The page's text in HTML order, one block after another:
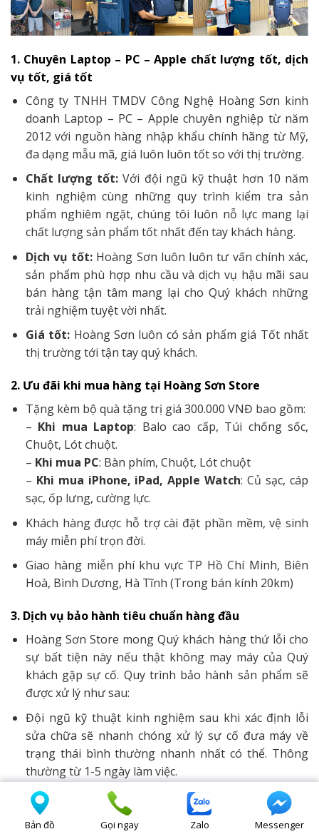
1. Chuyên Laptop – PC – Apple chất lượng tốt, dịch
vụ tốt, giá tốt
Công ty TNHH TMDV Công Nghệ Hoàng Sơn kinh
doanh Laptop – PC – Apple chuyên nghiệp từ năm
2012 với nguồn hàng nhập khẩu chính hãng từ Mỹ,
đa dạng mẫu mã, giá luôn luôn tốt so với thị trường.
Chất lượng tốt: Với đội ngũ kỹ thuật hơn 10 năm
kinh nghiệm cùng những quy trình kiểm tra sản
phẩm nghiêm ngặt, chúng tôi luôn nỗ lực mang lại
chất lượng sản phẩm tốt nhất đến tay khách hàng.
Dịch vụ tốt: Hoàng Sơn luôn luôn tư vấn chính xác,
sản phẩm phù hợp nhu cầu và dịch vụ hậu mãi sau
bán hàng tận tâm mang lại cho Quý khách những
trải nghiệm tuyệt vời nhất.
Giá tốt: Hoàng Sơn luôn có sản phẩm giá Tốt nhất
thị trường tới tận tay quý khách.
2. Ưu đãi khi mua hàng tại Hoàng Sơn Store
Tặng kèm bộ quà tặng trị giá 300.000 VNĐ bao gồm:
– Khi mua Laptop: Balo cao cấp, Túi chống sốc,
Chuột, Lót chuột.
– Khi mua PC: Bàn phím, Chuột, Lót chuột
– Khi mua iPhone, iPad, Apple Watch: Củ sạc, cáp
sạc, ốp lưng, cường lực.
Khách hàng được hỗ trợ cài đặt phần mềm, vệ sinh
máy miễn phí trọn đời.
Giao hàng miễn phí khu vực TP Hồ Chí Minh, Biên
Hoà, Bình Dương, Hà Tĩnh (Trong bán kính 20km)
3. Dịch vụ bảo hành tiêu chuẩn hàng đầu
Hoàng Sơn Store mong Quý khách hàng thứ lỗi cho
sự bất tiện này nếu thật không may máy của Quý
khách gặp sự cố. Quy trình bảo hành sản phẩm sẽ
được xử lý như sau:
Đội ngũ kỹ thuật kinh nghiệm sau khi xác định lỗi
sửa chữa sẽ nhanh chóng xử lý sự cố đưa máy về
trạng thái bình thường nhanh nhất có thể. Thông
thường từ 1-5 ngày làm việc.
Khi máy được bảo hành Hoàng Sơn Store sẽ cung
cấp cho khách hàng sản phẩm tương tự để sử dụng
tạm thời trong thời gian chờ bảo hành.
Bản đồ Gọi ngay Zalo Messenger